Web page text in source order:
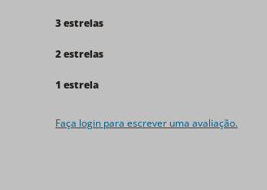
3 estrelas
2 estrelas
1 estrela
Faça login para escrever uma avaliação.